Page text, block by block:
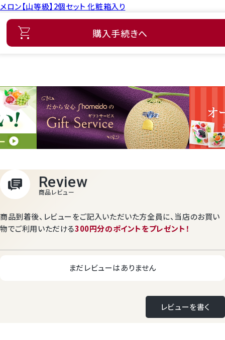
メロン【山等級】2個セット 化粧箱入り
購入手続きへ
商品到着後、レビューをご記入いただいた方全員に、 当店のお買い
物でご利用いただける300円分のポイントをプレゼント！
まだレビューはありません
レビューを書く